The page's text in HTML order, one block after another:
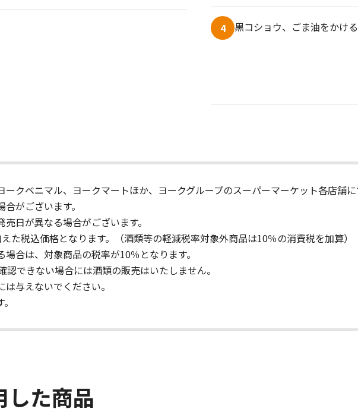
4 黒コショウ、ごま油をかける
クベニマル、ヨークマートほか、ヨークグループのスーパーマーケット各店舗に
がございます。
日が異なる場合がございます。
た税込価格となります。（酒類等の軽減税率対象外商品は10％の消費税を加算）
合は、対象商品の税率が10％となります。
できない場合には酒類の販売はいたしません。
与えないでください。
した商品